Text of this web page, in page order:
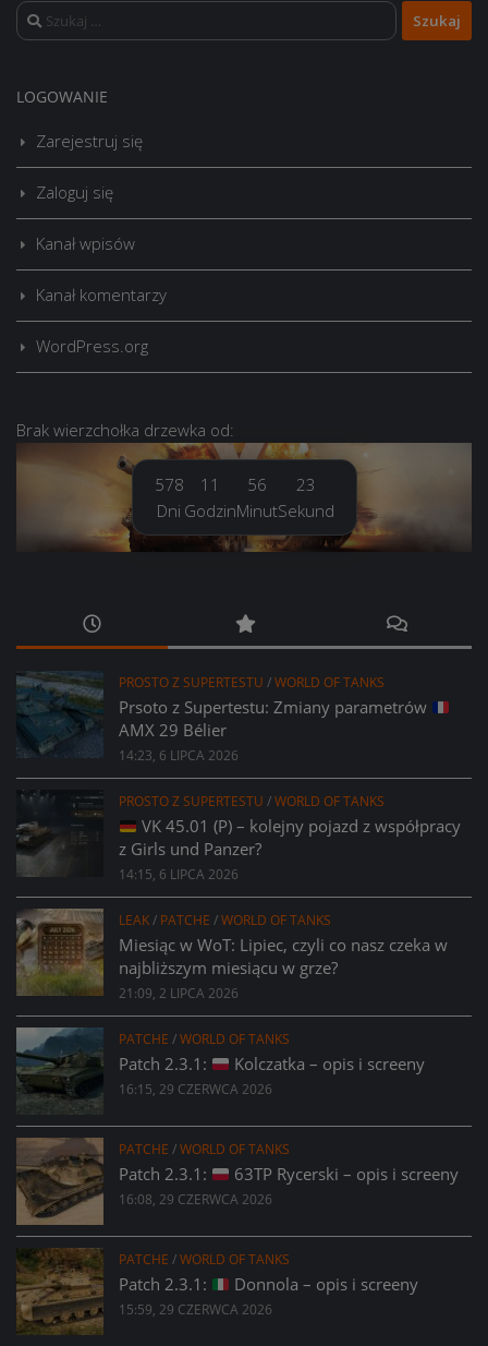
Szukaj:
LOGOWANIE
Zarejestruj się
Zaloguj się
Kanał wpisów
Kanał komentarzy
WordPress.org
Brak wierzchołka drzewka od:
578
Dni
11
Godzin
56
Minut
24
Sekund
PROSTO Z SUPERTESTU /WORLD OF TANKS
Prsoto z Supertestu: Zmiany parametrów
AMX 29 Bélier
14:23, 6 LIPCA 2026
PROSTO Z SUPERTESTU /WORLD OF TANKS
VK 45.01 (P) – kolejny pojazd z współpracy
z Girls und Panzer?
14:15, 6 LIPCA 2026
LEAK/ PATCHE /WORLD OF TANKS
Miesiąc w WoT: Lipiec, czyli co nasz czeka w
najbliższym miesiącu w grze?
21:09, 2 LIPCA 2026
PATCHE /WORLD OF TANKS
Patch 2.3.1: Kolczatka – opis i screeny
16:15, 29 CZERWCA 2026
PATCHE /WORLD OF TANKS
Patch 2.3.1: 63TP Rycerski – opis i screeny
16:08, 29 CZERWCA 2026
PATCHE /WORLD OF TANKS
Patch 2.3.1: Donnola – opis i screeny
15:59, 29 CZERWCA 2026